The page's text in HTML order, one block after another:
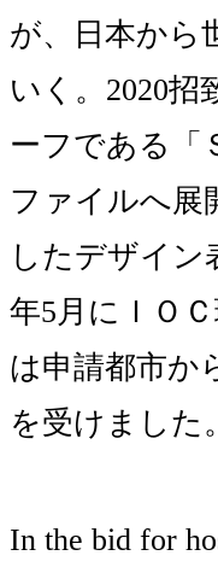
が、日本から
いく。2020招
ーフである「
ファイルへ展
したデザイン
年5月にＩＯ
は申請都市か
を受けました。
In the bid for